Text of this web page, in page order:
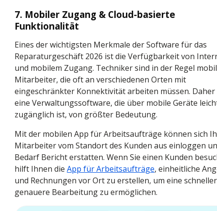
7. Mobiler Zugang & Cloud-basierte
Funktionalität
Eines der wichtigsten Merkmale der Software für das
Reparaturgeschäft 2026 ist die Verfügbarkeit von
und mobilem Zugang. Techniker sind in der Regel
Mitarbeiter, die oft an verschiedenen Orten mit
eingeschränkter Konnektivität arbeiten müssen. Daher
eine Verwaltungssoftware, die über mobile Geräte
zugänglich ist, von größter Bedeutung.
Mit der mobilen App für Arbeitsaufträge können sich
Mitarbeiter vom Standort des Kunden aus einloggen
Bedarf Bericht erstatten. Wenn Sie einen Kunden
hilft Ihnen die App für Arbeitsaufträge, einheitliche
und Rechnungen vor Ort zu erstellen, um eine
genauere Bearbeitung zu ermöglichen.